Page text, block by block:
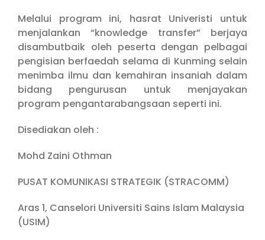
Melalui program ini, hasrat Univeristi untuk
menjalankan “knowledge transfer” berjaya
disambutbaik oleh peserta dengan pelbagai
pengisian berfaedah selama di Kunming selain
menimba ilmu dan kemahiran insaniah dalam
bidang pengurusan untuk menjayakan
program pengantarabangsaan seperti ini.
Disediakan oleh :
Mohd Zaini Othman
PUSAT KOMUNIKASI STRATEGIK (STRACOMM)
Aras 1, Canselori Universiti Sains Islam Malaysia
(USIM)